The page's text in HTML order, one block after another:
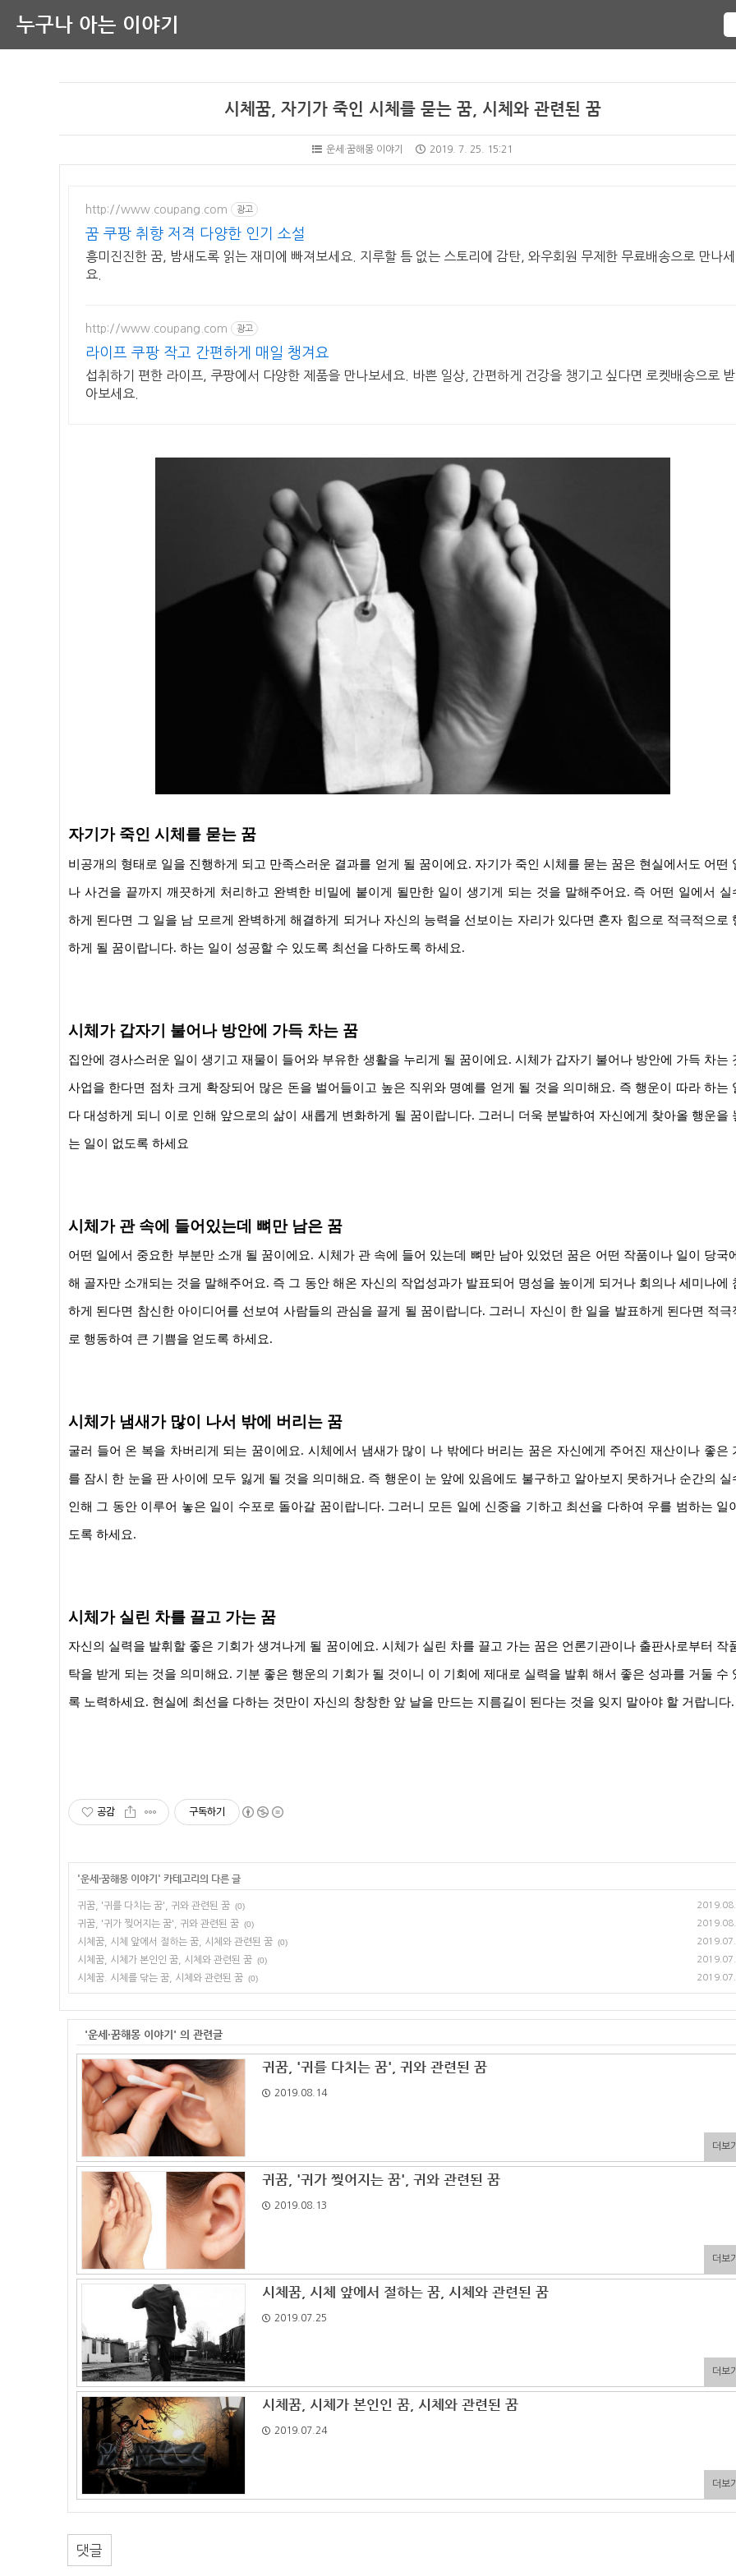
누구나 아는 이야기
시체꿈, 자기가 죽인 시체를 묻는 꿈, 시체와 관련된 꿈
운세·꿈해몽 이야기 2019. 7. 25. 15:21
http://www.coupang.com 광고
꿈 쿠팡 취향 저격 다양한 인기 소설
흥미진진한 꿈, 밤새도록 읽는 재미에 빠져보세요. 지루할 틈 없는 스토리에 감탄, 와우회원 무제한 무료배송으로 만나세
요.
http://www.coupang.com 광고
라이프 쿠팡 작고 간편하게 매일 챙겨요
섭취하기 편한 라이프, 쿠팡에서 다양한 제품을 만나보세요. 바쁜 일상, 간편하게 건강을 챙기고 싶다면 로켓배송으로 받
아보세요.
자기가 죽인 시체를 묻는 꿈
비공개의 형태로 일을 진행하게 되고 만족스러운 결과를 얻게 될 꿈이에요. 자기가 죽인 시체를 묻는 꿈은 현실에서도 어떤
나 사건을 끝까지 깨끗하게 처리하고 완벽한 비밀에 붙이게 될만한 일이 생기게 되는 것을 말해주어요. 즉 어떤 일에서 실
하게 된다면 그 일을 남 모르게 완벽하게 해결하게 되거나 자신의 능력을 선보이는 자리가 있다면 혼자 힘으로 적극적으로
하게 될 꿈이랍니다. 하는 일이 성공할 수 있도록 최선을 다하도록 하세요.
시체가 갑자기 불어나 방안에 가득 차는 꿈
집안에 경사스러운 일이 생기고 재물이 들어와 부유한 생활을 누리게 될 꿈이에요. 시체가 갑자기 불어나 방안에 가득 차는
사업을 한다면 점차 크게 확장되어 많은 돈을 벌어들이고 높은 직위와 명예를 얻게 될 것을 의미해요. 즉 행운이 따라 하는
다 대성하게 되니 이로 인해 앞으로의 삶이 새롭게 변화하게 될 꿈이랍니다. 그러니 더욱 분발하여 자신에게 찾아올 행운을
는 일이 없도록 하세요
시체가 관 속에 들어있는데 뼈만 남은 꿈
어떤 일에서 중요한 부분만 소개 될 꿈이에요. 시체가 관 속에 들어 있는데 뼈만 남아 있었던 꿈은 어떤 작품이나 일이 당국
해 골자만 소개되는 것을 말해주어요. 즉 그 동안 해온 자신의 작업성과가 발표되어 명성을 높이게 되거나 회의나 세미나에
하게 된다면 참신한 아이디어를 선보여 사람들의 관심을 끌게 될 꿈이랍니다. 그러니 자신이 한 일을 발표하게 된다면 적극
로 행동하여 큰 기쁨을 얻도록 하세요.
시체가 냄새가 많이 나서 밖에 버리는 꿈
굴러 들어 온 복을 차버리게 되는 꿈이에요. 시체에서 냄새가 많이 나 밖에다 버리는 꿈은 자신에게 주어진 재산이나 좋은
를 잠시 한 눈을 판 사이에 모두 잃게 될 것을 의미해요. 즉 행운이 눈 앞에 있음에도 불구하고 알아보지 못하거나 순간의 실
인해 그 동안 이루어 놓은 일이 수포로 돌아갈 꿈이랍니다. 그러니 모든 일에 신중을 기하고 최선을 다하여 우를 범하는 일
도록 하세요.
시체가 실린 차를 끌고 가는 꿈
자신의 실력을 발휘할 좋은 기회가 생겨나게 될 꿈이에요. 시체가 실린 차를 끌고 가는 꿈은 언론기관이나 출판사로부터 작
탁을 받게 되는 것을 의미해요. 기분 좋은 행운의 기회가 될 것이니 이 기회에 제대로 실력을 발휘 해서 좋은 성과를 거둘 수
록 노력하세요. 현실에 최선을 다하는 것만이 자신의 창창한 앞 날을 만드는 지름길이 된다는 것을 잊지 말아야 할 거랍니다.
공감 구독하기
'운세·꿈해몽 이야기 ' 카테고리의 다른 글
귀꿈, '귀를 다치는 꿈', 귀와 관련된 꿈 (0)
귀꿈, '귀가 찢어지는 꿈', 귀와 관련된 꿈 (0)
시체꿈, 시체 앞에서 절하는 꿈, 시체와 관련된 꿈 (0)
시체꿈, 시체가 본인인 꿈, 시체와 관련된 꿈 (0)
시체꿈. 시체를 닦는 꿈, 시체와 관련된 꿈 (0)
'운세·꿈해몽 이야기' 의 관련글
귀꿈, '귀를 다치는 꿈', 귀와 관련된 꿈
2019.08.14
더보기
귀꿈, '귀가 찢어지는 꿈', 귀와 관련된 꿈
2019.08.13
더보기
시체꿈, 시체 앞에서 절하는 꿈, 시체와 관련된 꿈
2019.07.25
더보기
시체꿈, 시체가 본인인 꿈, 시체와 관련된 꿈
2019.07.24
더보기
댓글